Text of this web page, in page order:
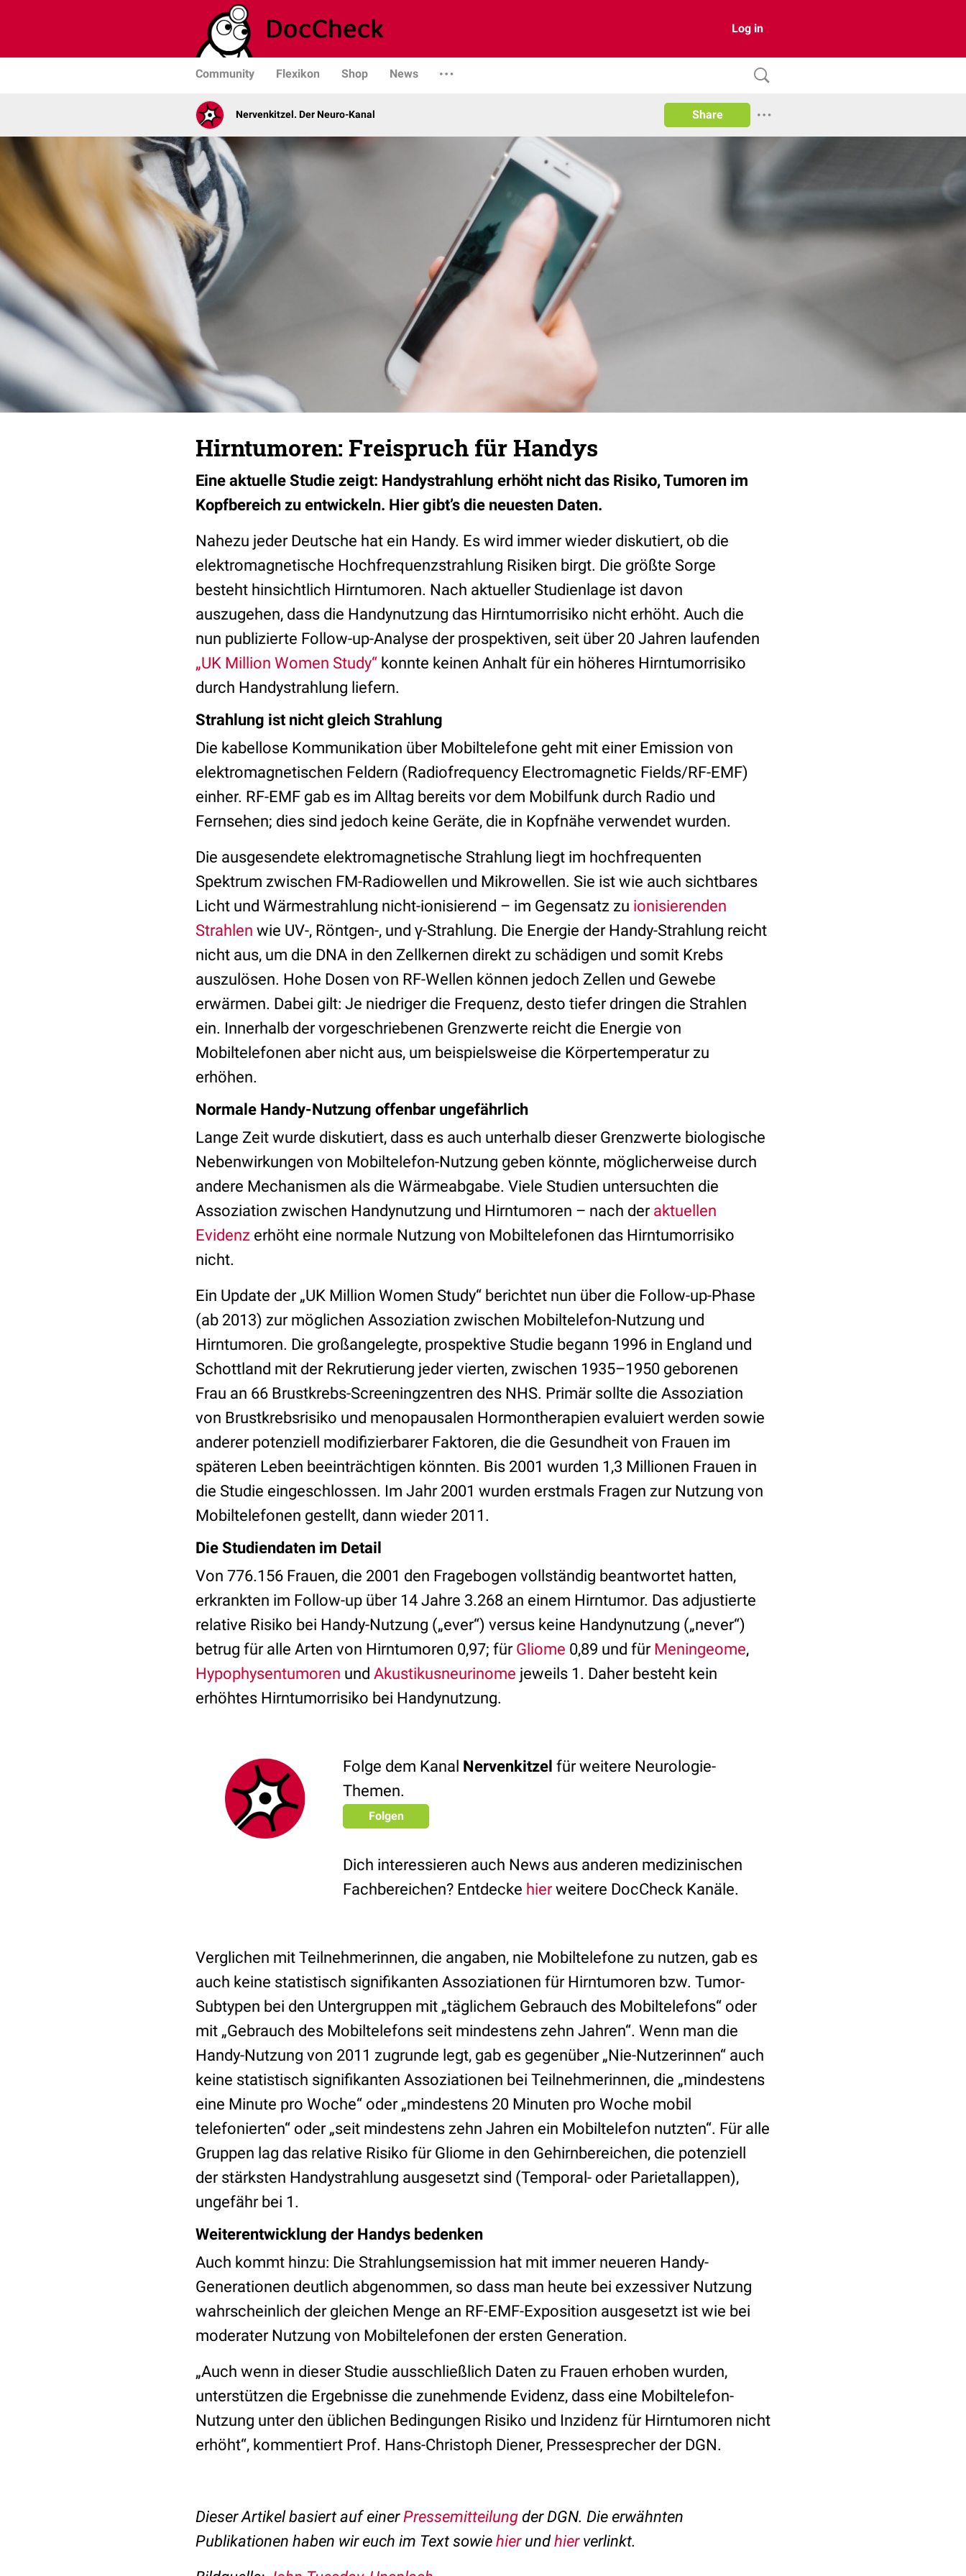
Log in
Community Flexikon Shop News
Nervenkitzel. Der Neuro-Kanal Share
Hirntumoren: Freispruch für Handys
Eine aktuelle Studie zeigt: Handystrahlung erhöht nicht das Risiko, Tumoren im
Kopfbereich zu entwickeln. Hier gibt’s die neuesten Daten.
Nahezu jeder Deutsche hat ein Handy. Es wird immer wieder diskutiert, ob die
elektromagnetische Hochfrequenzstrahlung Risiken birgt. Die größte Sorge
besteht hinsichtlich Hirntumoren. Nach aktueller Studienlage ist davon
auszugehen, dass die Handynutzung das Hirntumorrisiko nicht erhöht. Auch die
nun publizierte Follow-up-Analyse der prospektiven, seit über 20 Jahren laufenden
„UK Million Women Study“ konnte keinen Anhalt für ein höheres Hirntumorrisiko
durch Handystrahlung liefern.
Strahlung ist nicht gleich Strahlung
Die kabellose Kommunikation über Mobiltelefone geht mit einer Emission von
elektromagnetischen Feldern (Radiofrequency Electromagnetic Fields/RF-EMF)
einher. RF-EMF gab es im Alltag bereits vor dem Mobilfunk durch Radio und
Fernsehen; dies sind jedoch keine Geräte, die in Kopfnähe verwendet wurden.
Die ausgesendete elektromagnetische Strahlung liegt im hochfrequenten
Spektrum zwischen FM-Radiowellen und Mikrowellen. Sie ist wie auch sichtbares
Licht und Wärmestrahlung nicht-ionisierend – im Gegensatz zu ionisierenden
Strahlen wie UV-, Röntgen-, und γ-Strahlung. Die Energie der Handy-Strahlung reicht
nicht aus, um die DNA in den Zellkernen direkt zu schädigen und somit Krebs
auszulösen. Hohe Dosen von RF-Wellen können jedoch Zellen und Gewebe
erwärmen. Dabei gilt: Je niedriger die Frequenz, desto tiefer dringen die Strahlen
ein. Innerhalb der vorgeschriebenen Grenzwerte reicht die Energie von
Mobiltelefonen aber nicht aus, um beispielsweise die Körpertemperatur zu
erhöhen.
Normale Handy-Nutzung offenbar ungefährlich
Lange Zeit wurde diskutiert, dass es auch unterhalb dieser Grenzwerte biologische
Nebenwirkungen von Mobiltelefon-Nutzung geben könnte, möglicherweise durch
andere Mechanismen als die Wärmeabgabe. Viele Studien untersuchten die
Assoziation zwischen Handynutzung und Hirntumoren – nach der aktuellen
Evidenz erhöht eine normale Nutzung von Mobiltelefonen das Hirntumorrisiko
nicht.
Ein Update der „UK Million Women Study“ berichtet nun über die Follow-up-Phase
(ab 2013) zur möglichen Assoziation zwischen Mobiltelefon-Nutzung und
Hirntumoren. Die großangelegte, prospektive Studie begann 1996 in England und
Schottland mit der Rekrutierung jeder vierten, zwischen 1935–1950 geborenen
Frau an 66 Brustkrebs-Screeningzentren des NHS. Primär sollte die Assoziation
von Brustkrebsrisiko und menopausalen Hormontherapien evaluiert werden sowie
anderer potenziell modifizierbarer Faktoren, die die Gesundheit von Frauen im
späteren Leben beeinträchtigen könnten. Bis 2001 wurden 1,3 Millionen Frauen in
die Studie eingeschlossen. Im Jahr 2001 wurden erstmals Fragen zur Nutzung von
Mobiltelefonen gestellt, dann wieder 2011.
Die Studiendaten im Detail
Von 776.156 Frauen, die 2001 den Fragebogen vollständig beantwortet hatten,
erkrankten im Follow-up über 14 Jahre 3.268 an einem Hirntumor. Das adjustierte
relative Risiko bei Handy-Nutzung („ever“) versus keine Handynutzung („never“)
betrug für alle Arten von Hirntumoren 0,97; für Gliome 0,89 und für Meningeome,
Hypophysentumoren und Akustikusneurinome jeweils 1. Daher besteht kein
erhöhtes Hirntumorrisiko bei Handynutzung.
Folge dem Kanal Nervenkitzel für weitere Neurologie-
Themen.
Folgen
Dich interessieren auch News aus anderen medizinischen
Fachbereichen? Entdecke hierweitere DocCheck Kanäle.
Verglichen mit Teilnehmerinnen, die angaben, nie Mobiltelefone zu nutzen, gab es
auch keine statistisch signifikanten Assoziationen für Hirntumoren bzw. Tumor-
Subtypen bei den Untergruppen mit „täglichem Gebrauch des Mobiltelefons“ oder
mit „Gebrauch des Mobiltelefons seit mindestens zehn Jahren“. Wenn man die
Handy-Nutzung von 2011 zugrunde legt, gab es gegenüber „Nie-Nutzerinnen“ auch
keine statistisch signifikanten Assoziationen bei Teilnehmerinnen, die „mindestens
eine Minute pro Woche“ oder „mindestens 20 Minuten pro Woche mobil
telefonierten“ oder „seit mindestens zehn Jahren ein Mobiltelefon nutzten“. Für alle
Gruppen lag das relative Risiko für Gliome in den Gehirnbereichen, die potenziell
der stärksten Handystrahlung ausgesetzt sind (Temporal- oder Parietallappen),
ungefähr bei 1.
Weiterentwicklung der Handys bedenken
Auch kommt hinzu: Die Strahlungsemission hat mit immer neueren Handy-
Generationen deutlich abgenommen, so dass man heute bei exzessiver Nutzung
wahrscheinlich der gleichen Menge an RF-EMF-Exposition ausgesetzt ist wie bei
moderater Nutzung von Mobiltelefonen der ersten Generation.
„Auch wenn in dieser Studie ausschließlich Daten zu Frauen erhoben wurden,
unterstützen die Ergebnisse die zunehmende Evidenz, dass eine Mobiltelefon-
Nutzung unter den üblichen Bedingungen Risiko und Inzidenz für Hirntumoren nicht
erhöht“, kommentiert Prof. Hans-Christoph Diener, Pressesprecher der DGN.
Dieser Artikel basiert auf einerPressemitteilung der DGN. Die erwähnten
Publikationen haben wir euch im Text sowie hierundhierverlinkt.